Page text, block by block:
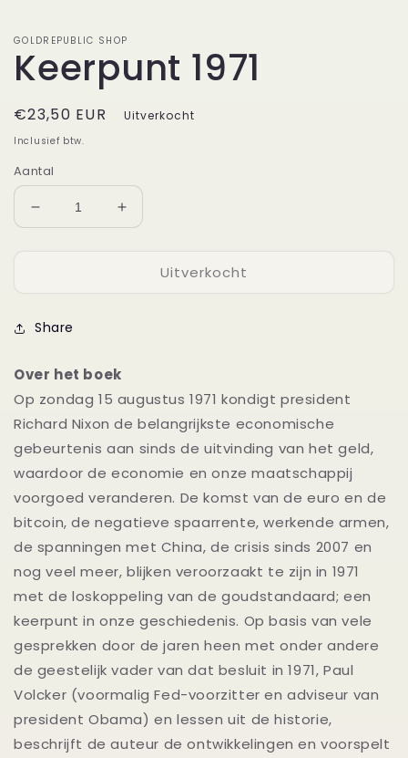
GOLDREPUBLIC SHOP
Keerpunt 1971
Normale
prijs
€23,50 EUR Uitverkocht
Inclusief btw.
Aantal
Aantal
verlagen
Aantal
verhogen
KeerpuntUitverkocht
Share
Over het boek
Op zondag 15 augustus 1971 kondigt president
Richard Nixon de belangrijkste economische
gebeurtenis aan sinds de uitvinding van het geld,
waardoor de economie en onze maatschappij
voorgoed veranderen. De komst van de euro en de
bitcoin, de negatieve spaarrente, werkende armen,
de spanningen met China, de crisis sinds 2007 en
nog veel meer, blijken veroorzaakt te zijn in 1971
met de loskoppeling van de goudstandaard; een
keerpunt in onze geschiedenis. Op basis van vele
gesprekken door de jaren heen met onder andere
de geestelijk vader van dat besluit in 1971, Paul
Volcker (voormalig Fed-voorzitter en adviseur van
president Obama) en lessen uit de historie,
beschrijft de auteur de ontwikkelingen en voorspelt